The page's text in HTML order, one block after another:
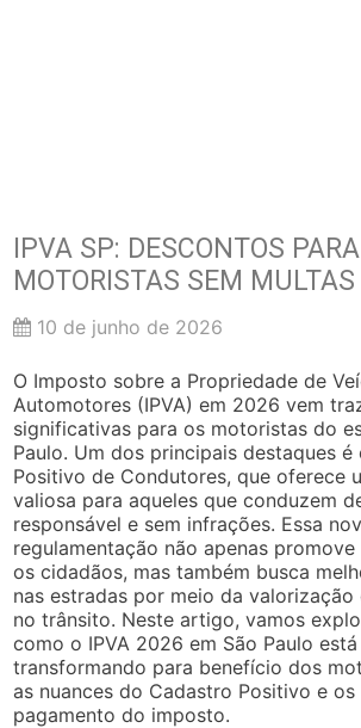
IPVA SP: DESCONTOS PARA
MOTORISTAS SEM MULTAS
10 de junho de 2026
O Imposto sobre a Propriedade de
Automotores (IPVA) em 2026 vem
significativas para os motoristas do
Paulo. Um dos principais destaques é
Positivo de Condutores, que oferece
valiosa para aqueles que conduzem
responsável e sem infrações. Essa
regulamentação não apenas
os cidadãos, mas também busca
nas estradas por meio da
no trânsito. Neste artigo, vamos
como o IPVA 2026 em São Paulo
transformando para benefício dos
as nuances do Cadastro Positivo e
pagamento do imposto.